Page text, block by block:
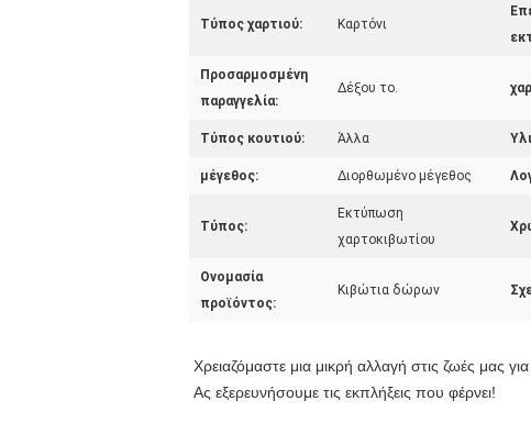
Τύπος χαρτιού: Καρτόνι
Προσαρμοσμένη
παραγγελία:
Δέξου το.
Τύπος κουτιού: Άλλα
μέγεθος: Διορθωμένο μέγεθος
Τύπος:
Εκτύπωση
χαρτοκιβωτίου
Ονομασία
προϊόντος:
Κιβώτια δώρων
Χρειαζόμαστε μια μικρή αλλαγή στις ζωές μας
Ας εξερευνήσουμε τις εκπλήξεις που φέρνει!